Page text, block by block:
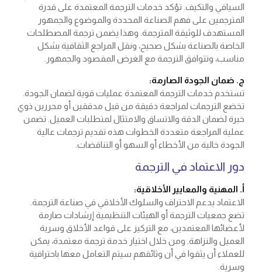
السياقي والتكيف. تؤكد خدمات الترجمة المعتمدة على قدرة
المترجمين على فهم الصناعة المحددة والموضوع والجمهور
المستهدف للوثيقة المترجمة. وهذا يضمن ترجمة المصطلحات
الخاصة بالصناعة بشكل صحيح، ونقل المراجع الثقافية بشكل
مناسب، وتتوافق الترجمة مع الغرض المقصود والجمهور.
ج. ضمان الجودة الصارمة:
تستخدم خدمات الترجمة المعتمدة عمليات قوية لضمان الجودة.
تخضع الترجمات لمراجعة دقيقة من قبل مدققين أو محررين ذوي
خبرة لضمان الدقة والاتساق والامتثال لمتطلبات العميل. تضمن
عملية المراجعة متعددة الخطوات هذه تقديم ترجمات عالية
الجودة خالية من الأخطاء أو السهو أو التناقضات.
دور الاعتماد في الترجمة
أ. المهنية والمعايير الأخلاقية:
الاعتماد يدعم الاحتراف والسلوك الأخلاقي في صناعة الترجمة.
تضع جمعيات الترجمة أو الهيئات التنظيمية إرشادات صارمة
لأعضائها المعتمدين، مع التركيز على قواعد الأخلاق وسرية
العميل والنزاهة. ومن خلال اختيار خدمة ترجمة معتمدة، يمكن
للعملاء أن يثقوا في أن وثائقهم سيتم التعامل معها باحترافية
وسرية.